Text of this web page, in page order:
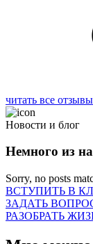
читать все отзывы
Новости и блог
Немного из
Sorry, no posts
ВСТУПИТЬ В
ЗАДАТЬ
РАЗОБРАТЬ